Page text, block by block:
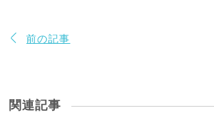
前の記事
関連記事